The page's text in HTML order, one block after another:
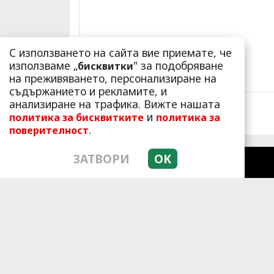
С използването на сайта вие приемате, че
използваме „бисквитки" за подобряване
на преживяването, персонализиране на
съдържанието и рекламите, и
анализиране на трафика. Вижте нашата
политика за бисквитките и политика за
поверителност.
ЗАТВОРИ OK